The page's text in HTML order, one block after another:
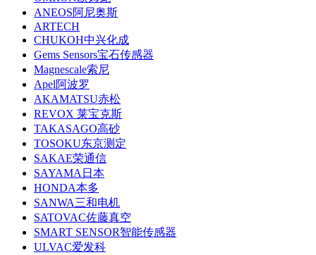
ANEOS阿尼奥斯
ARTECH
CHUKOH中兴化成
Gems Sensors宝石传感器
Magnescale索尼
Apel阿波罗
AKAMATSU赤松
REVOX 莱宝克斯
TAKASAGO高砂
TOSOKU东京测定
SAKAE荣通信
SAYAMA日本
HONDA本多
SANWA三和电机
SATOVAC佐藤真空
SMART SENSOR智能传感器
ULVAC爱发科